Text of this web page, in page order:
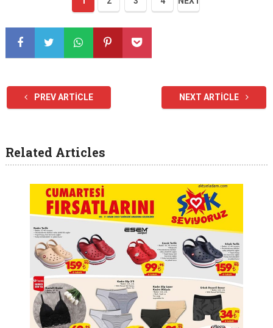
PREV ARTICLE NEXT ARTICLE
Related Articles